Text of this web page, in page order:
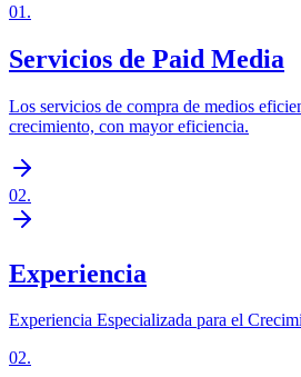
01 .
Servicios de Paid Media
Los servicios de compra de medios
crecimiento, con mayor eficiencia.
02.
Experiencia
Experiencia Especializada para el
02.